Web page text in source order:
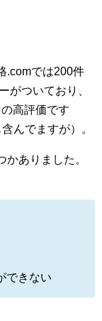
.comでは200件
がついており、
高評価です
んでますが）。
ありました。
できない